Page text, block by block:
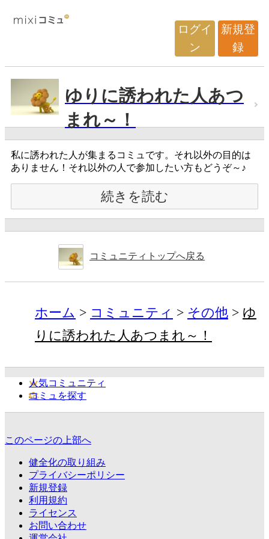
ログイ
ン
新規登
録
ゆりに誘われた人あつ
まれ～！
私に誘われた人が集まるコミュです。それ以外の目的は
ありません！それ以外の人で参加したい方もどうぞ～♪
続きを読む
コミュニティトップへ戻る
ホーム コミュニティ その他
ゆ
りに誘われた人あつまれ～！
人気コミュニティ
コミュを探す
このページの上部へ
健全化の取り組み
プライバシーポリシー
新規登録
利用規約
ライセンス
お問い合わせ